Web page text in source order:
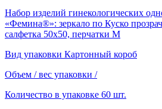
Набор изделий гинекологических
«Фемина®»: зеркало по Куско
салфетка 50х50, перчатки М
Вид упаковки Картонный короб
Объем / вес упаковки /
Количество в упаковке 60 шт.